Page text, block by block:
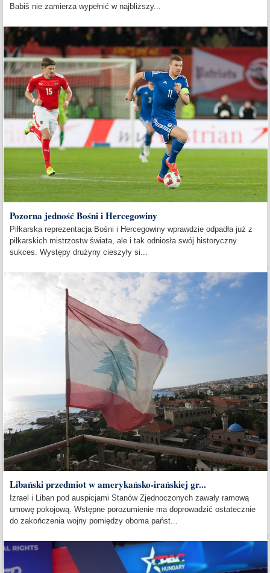
Babiš nie zamierza wypełnić w najbliższy...
Pozorna jedność Bośni i Hercegowiny
Piłkarska reprezentacja Bośni i Hercegowiny wprawdzie odpadła już z
piłkarskich mistrzostw świata, ale i tak odniosła swój historyczny
sukces. Występy drużyny cieszyły si...
Libański przedmiot w amerykańsko-irańskiej gr...
Izrael i Liban pod auspicjami Stanów Zjednoczonych zawały ramową
umowę pokojową. Wstępne porozumienie ma doprowadzić ostatecznie
do zakończenia wojny pomiędzy oboma państ...